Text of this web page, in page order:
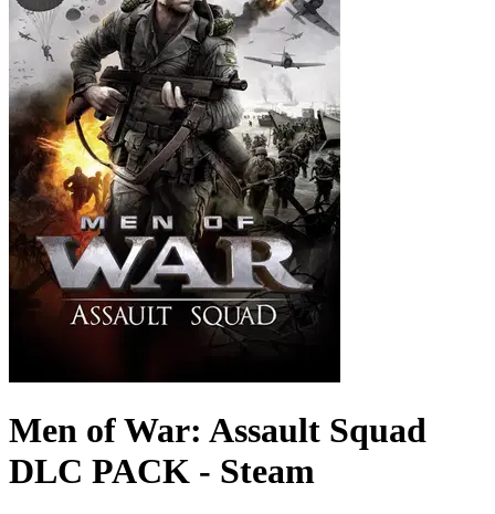
Men of War: Assault Squad
DLC PACK - Steam